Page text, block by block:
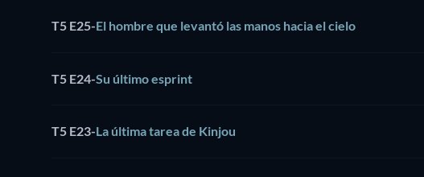
T5 E25-El hombre que levantó las manos hacia el cielo
T5 E24-Su último esprint
T5 E23-La última tarea de Kinjou